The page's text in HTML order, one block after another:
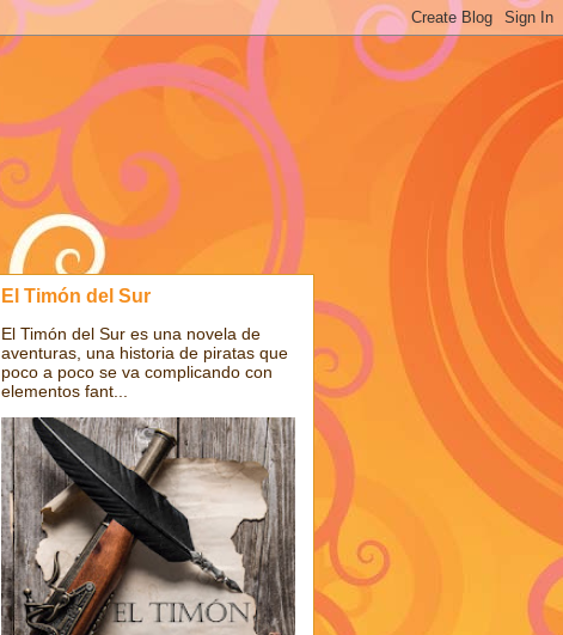
El Timón del Sur
El Timón del Sur es una novela de
aventuras, una historia de piratas que
poco a poco se va complicando con
elementos fant...